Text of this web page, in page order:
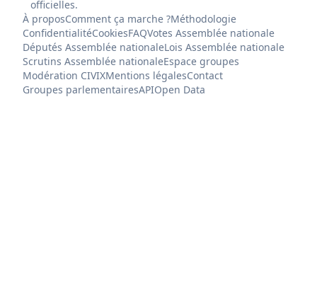
officielles.
À proposComment ça marche ?Méthodologie
ConfidentialitéCookiesFAQVotes Assemblée nationale
Députés Assemblée nationaleLois Assemblée nationale
Scrutins Assemblée nationaleEspace groupes
Modération CIVIXMentions légalesContact
Groupes parlementairesAPIOpen Data